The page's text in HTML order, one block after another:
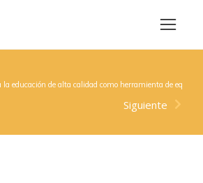
la educación de alta calidad como herramienta de
Siguiente